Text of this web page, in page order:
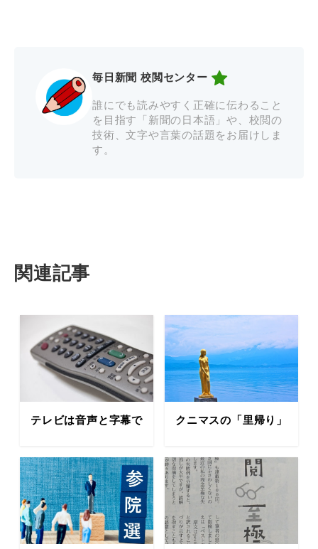
毎日新聞 校閲センター
誰にでも読みやすく正確に伝わること
を目指す「新聞の日本語」や、校閲の
技術、文字や言葉の話題をお届けしま
す。
関連記事
テレビは音声と字幕で クニマスの「里帰り」